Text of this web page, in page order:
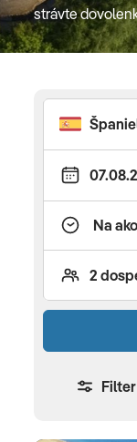
strávte
dobrodružstvo v
krajín, ich
objednajte si
exotiky ešte
Filter